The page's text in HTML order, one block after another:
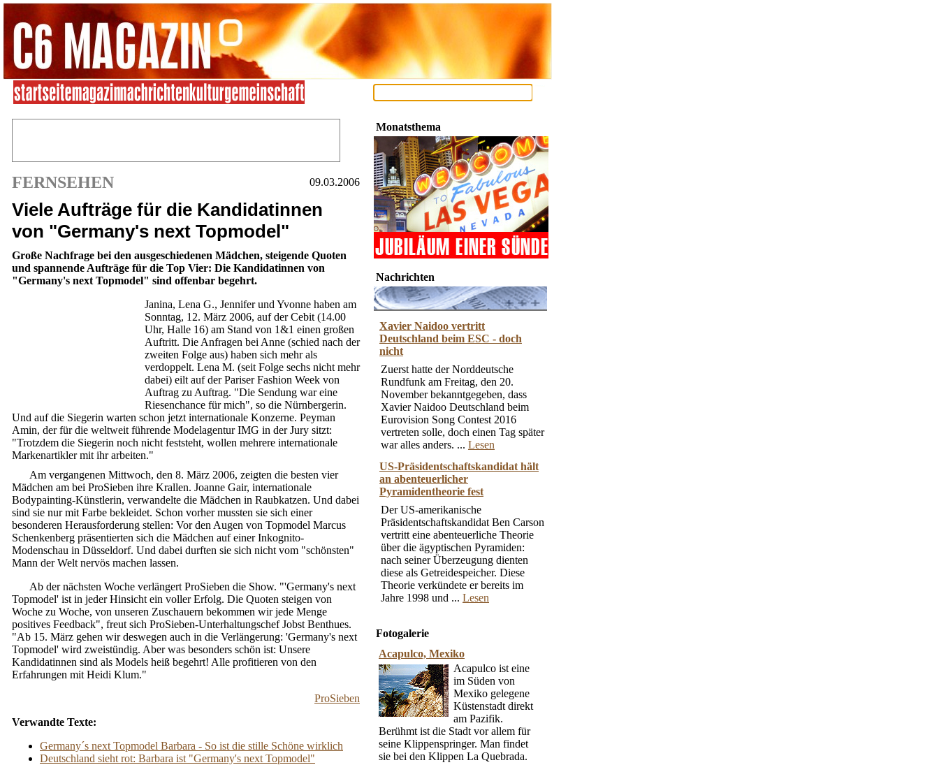
FERNSEHEN 09.03.2006
Viele Aufträge für die Kandidatinnen
von "Germany's next Topmodel"
Große Nachfrage bei den ausgeschiedenen Mädchen, steigende Quoten
und spannende Aufträge für die Top Vier: Die Kandidatinnen von
"Germany's next Topmodel" sind offenbar begehrt.
Janina, Lena G., Jennifer und Yvonne haben am
Sonntag, 12. März 2006, auf der Cebit (14.00
Uhr, Halle 16) am Stand von 1&1 einen großen
Auftritt. Die Anfragen bei Anne (schied nach der
zweiten Folge aus) haben sich mehr als
verdoppelt. Lena M. (seit Folge sechs nicht mehr
dabei) eilt auf der Pariser Fashion Week von
Auftrag zu Auftrag. "Die Sendung war eine
Riesenchance für mich", so die Nürnbergerin.
Und auf die Siegerin warten schon jetzt internationale Konzerne. Peyman
Amin, der für die weltweit führende Modelagentur IMG in der Jury sitzt:
"Trotzdem die Siegerin noch nicht feststeht, wollen mehrere internationale
Markenartikler mit ihr arbeiten."
Am vergangenen Mittwoch, den 8. März 2006, zeigten die besten vier
Mädchen am bei ProSieben ihre Krallen. Joanne Gair, internationale
Bodypainting-Künstlerin, verwandelte die Mädchen in Raubkatzen. Und dabei
sind sie nur mit Farbe bekleidet. Schon vorher mussten sie sich einer
besonderen Herausforderung stellen: Vor den Augen von Topmodel Marcus
Schenkenberg präsentierten sich die Mädchen auf einer Inkognito-
Modenschau in Düsseldorf. Und dabei durften sie sich nicht vom "schönsten"
Mann der Welt nervös machen lassen.
Ab der nächsten Woche verlängert ProSieben die Show. "'Germany's next
Topmodel' ist in jeder Hinsicht ein voller Erfolg. Die Quoten steigen von
Woche zu Woche, von unseren Zuschauern bekommen wir jede Menge
positives Feedback", freut sich ProSieben-Unterhaltungschef Jobst Benthues.
"Ab 15. März gehen wir deswegen auch in die Verlängerung: 'Germany's next
Topmodel' wird zweistündig. Aber was besonders schön ist: Unsere
Kandidatinnen sind als Models heiß begehrt! Alle profitieren von den
Erfahrungen mit Heidi Klum."
ProSieben
Verwandte Texte:
Germany´s next Topmodel Barbara - So ist die stille Schöne wirklich
Deutschland sieht rot: Barbara ist "Germany's next Topmodel"
Monatsthema
Nachrichten
Xavier Naidoo vertritt
Deutschland beim ESC - doch
nicht
Zuerst hatte der Norddeutsche
Rundfunk am Freitag, den 20.
November bekanntgegeben, dass
Xavier Naidoo Deutschland beim
Eurovision Song Contest 2016
vertreten solle, doch einen Tag später
war alles anders. ... Lesen
US-Präsidentschaftskandidat hält
an abenteuerlicher
Pyramidentheorie fest
Der US-amerikanische
Präsidentschaftskandidat Ben Carson
vertritt eine abenteuerliche Theorie
über die ägyptischen Pyramiden:
nach seiner Überzeugung dienten
diese als Getreidespeicher. Diese
Theorie verkündete er bereits im
Jahre 1998 und ... Lesen
Fotogalerie
Acapulco, Mexiko
Acapulco ist eine
im Süden von
Mexiko gelegene
Küstenstadt direkt
am Pazifik.
Berühmt ist die Stadt vor allem für
seine Klippenspringer. Man findet
sie bei den Klippen La Quebrada.